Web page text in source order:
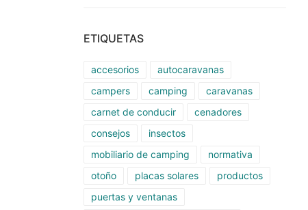
ETIQUETAS
accesorios
autocaravanas
campers
camping
caravanas
carnet de conducir
cenadores
consejos
insectos
mobiliario de camping
normativa
otoño
placas solares
productos
puertas y ventanas